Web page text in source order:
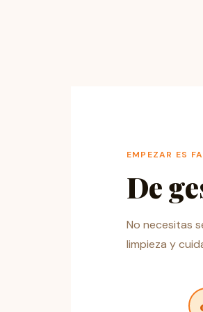
EMPEZAR ES
De
No necesitas
limpieza y